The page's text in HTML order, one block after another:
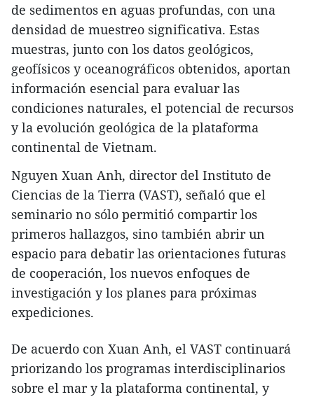
de sedimentos en aguas profundas, con una
densidad de muestreo significativa. Estas
muestras, junto con los datos geológicos,
geofísicos y oceanográficos obtenidos, aportan
información esencial para evaluar las
condiciones naturales, el potencial de recursos
y la evolución geológica de la plataforma
continental de Vietnam.
Nguyen Xuan Anh, director del Instituto de
Ciencias de la Tierra (VAST), señaló que el
seminario no sólo permitió compartir los
primeros hallazgos, sino también abrir un
espacio para debatir las orientaciones futuras
de cooperación, los nuevos enfoques de
investigación y los planes para próximas
expediciones.
De acuerdo con Xuan Anh, el VAST continuará
priorizando los programas interdisciplinarios
sobre el mar y la plataforma continental, y